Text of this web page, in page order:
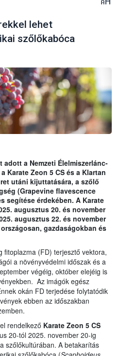
lehet
szőlőkabóca
a Nemzeti Élelmiszerlánc-
Karate Zeon 5 CS és a Klartan
utáni kijuttatására, a szőlő
(Grapevine flavescence
segítése érdekében. A Karate
augusztus 20. és november
augusztus 22. és november
gazdaságokban és
fitoplazma (FD) terjesztő vektora,
a növényvédelmi időszak és a
végéig, október elejéig is
Az imágók egész
okán FD terjedése folytatódik
ebben az időszakban
rendelkező Karate Zeon 5 CS
20-tól 2025. november 20-ig
szőlőkultúrában. A betakarítás